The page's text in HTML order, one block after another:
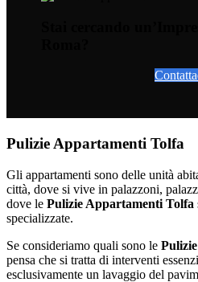
Pulizie Appartamenti Tolfa
Gli appartamenti sono delle unità
città, dove si vive in palazzoni,
dove le Pulizie Appartamenti Tolfa
specializzate.
Se consideriamo quali sono le
pensa che si tratta di interventi
esclusivamente un lavaggio del